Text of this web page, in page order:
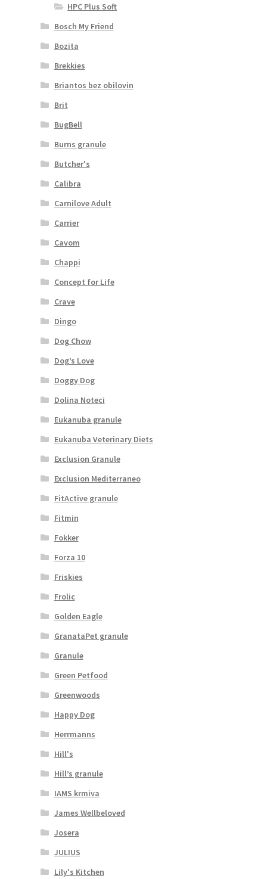
HPC Plus Soft
Bosch My Friend
Bozita
Brekkies
Briantos bez obilovin
Brit
BugBell
Burns granule
Butcher's
Calibra
Carnilove Adult
Carrier
Cavom
Chappi
Concept for Life
Crave
Dingo
Dog Chow
Dog’s Love
Doggy Dog
Dolina Noteci
Eukanuba granule
Eukanuba Veterinary Diets
Exclusion Granule
Exclusion Mediterraneo
FitActive granule
Fitmin
Fokker
Forza 10
Friskies
Frolic
Golden Eagle
GranataPet granule
Granule
Green Petfood
Greenwoods
Happy Dog
Herrmanns
Hill's
Hill’s granule
IAMS krmiva
James Wellbeloved
Josera
JULIUS
Lily's Kitchen